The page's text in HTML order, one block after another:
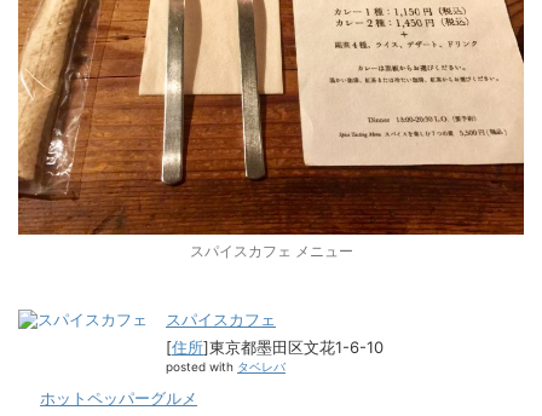
スパイスカフェ メニュー
スパイスカフェ
[住所]東京都墨田区文花1-6-10
posted with タベレバ
ホットペッパーグルメ